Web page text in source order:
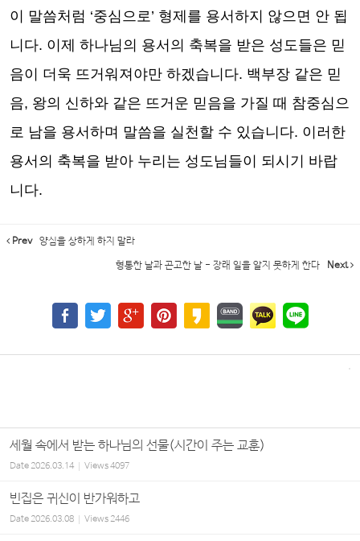
이 말씀처럼 ‘중심으로’ 형제를 용서하지 않으면 안 됩
니다. 이제 하나님의 용서의 축복을 받은 성도들은 믿
음이 더욱 뜨거워져야만 하겠습니다. 백부장 같은 믿
음, 왕의 신하와 같은 뜨거운 믿음을 가질 때 참중심으
로 남을 용서하며 말씀을 실천할 수 있습니다. 이러한
용서의 축복을 받아 누리는 성도님들이 되시기 바랍
니다.
Prev 양심을 상하게 하지 말라
형통한 날과 곤고한 날 - 장래 일을 알지 못하게 한다 Next
세월 속에서 받는 하나님의 선물(시간이 주는 교훈)
Date2026.03.14 Views4097
빈집은 귀신이 반가워하고
Date2026.03.08 Views2446